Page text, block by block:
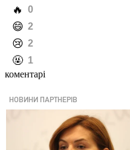
️🔥 0
️😄 2
️😢 2
️🤬 1
коментарі